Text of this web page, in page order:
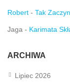
Robert - Tak
Jaga - Karimata
ARCHIWA
Lipiec 2026